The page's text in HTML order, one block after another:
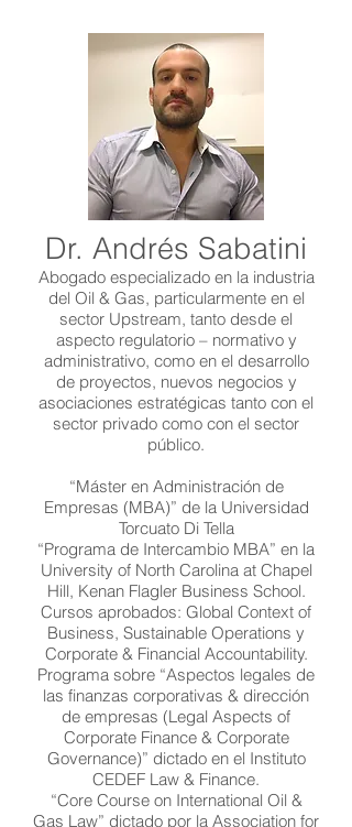
Dr. Andrés Sabatini​
Abogado especializado en la industria
del Oil & Gas, particularmente en el
sector Upstream, tanto desde el
aspecto regulatorio – normativo y
administrativo, como en el desarrollo
de proyectos, nuevos negocios y
asociaciones estratégicas tanto con el
sector privado como con el sector
público.
“Máster en Administración de
Empresas (MBA)” de la Universidad
Torcuato Di Tella
“Programa de Intercambio MBA” en la
University of North Carolina at Chapel
Hill, Kenan Flagler Business School.
Cursos aprobados: Global Context of
Business, Sustainable Operations y
Corporate & Financial Accountability.
Programa sobre “Aspectos legales de
las finanzas corporativas & dirección
de empresas (Legal Aspects of
Corporate Finance & Corporate
Governance)” dictado en el Instituto
CEDEF Law & Finance.
“Core Course on International Oil &
Gas Law” dictado por la Association for